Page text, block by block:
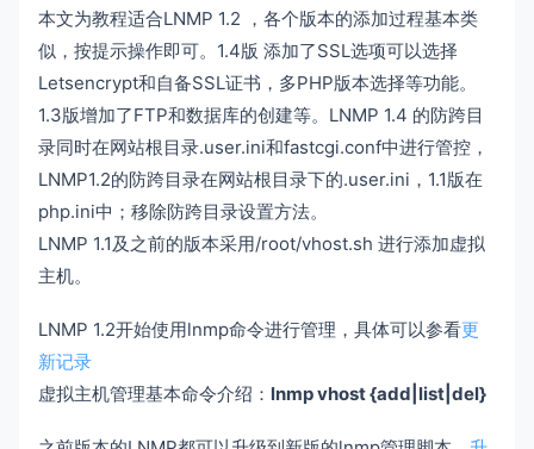
本文为教程适合LNMP 1.2 ，各个版本的添加过程基本类
似，按提示操作即可。1.4版 添加了SSL选项可以选择
Letsencrypt和自备SSL证书，多PHP版本选择等功能。
1.3版增加了FTP和数据库的创建等。LNMP 1.4 的防跨目
录同时在网站根目录.user.ini和fastcgi.conf中进行管控，
LNMP1.2的防跨目录在网站根目录下的.user.ini，1.1版在
php.ini中；移除防跨目录设置方法。
LNMP 1.1及之前的版本采用/root/vhost.sh 进行添加虚拟
主机。
LNMP 1.2开始使用lnmp命令进行管理，具体可以参看更
新记录
虚拟主机管理基本命令介绍： lnmp vhost {add|list|del}